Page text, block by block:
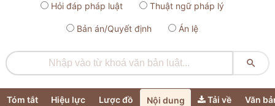
Hỏi đáp pháp luật Thuật ngữ pháp lý
Bản án/Quyết định Án lệ

Tóm tắt Hiệu lực Lược đồ Nội dung Tải về Văn